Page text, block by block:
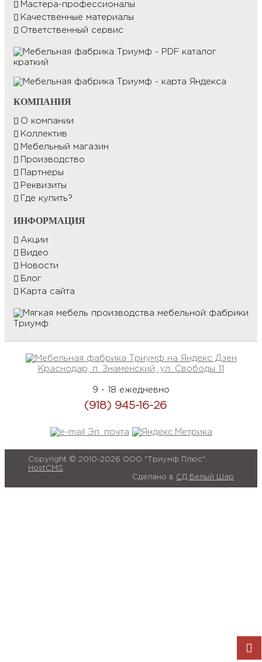
Мастера-профессионалы
Качественные материалы
Ответственный сервис
КОМПАНИЯ
О компании
Коллектив
Мебельный магазин
Производство
Партнеры
Реквизиты
Где купить?
ИНФОРМАЦИЯ
Акции
Видео
Новости
Блог
Карта сайта
Краснодар, п. Знаменский, ул. Свободы 11
9 - 18 ежедневно
(918) 945-16-26
Эл. почта
Copyright © 2010-2026 ООО "Триумф Плюс".
HostCMS
Сделано в СД Белый Шар